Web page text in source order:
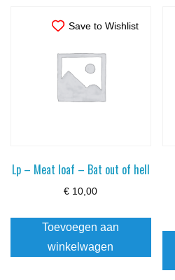
Save to Wishlist
Lp – Meat loaf – Bat out of hell
€ 10,00
Toevoegen aan
winkelwagen